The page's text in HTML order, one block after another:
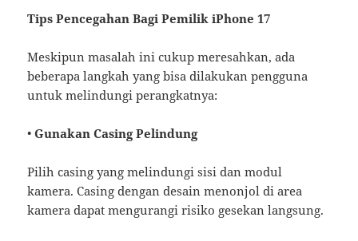
Tips Pencegahan Bagi Pemilik iPhone 17
Meskipun masalah ini cukup meresahkan, ada
beberapa langkah yang bisa dilakukan pengguna
untuk melindungi perangkatnya:
•Gunakan Casing Pelindung
Pilih casing yang melindungi sisi dan modul
kamera. Casing dengan desain menonjol di area
kamera dapat mengurangi risiko gesekan langsung.